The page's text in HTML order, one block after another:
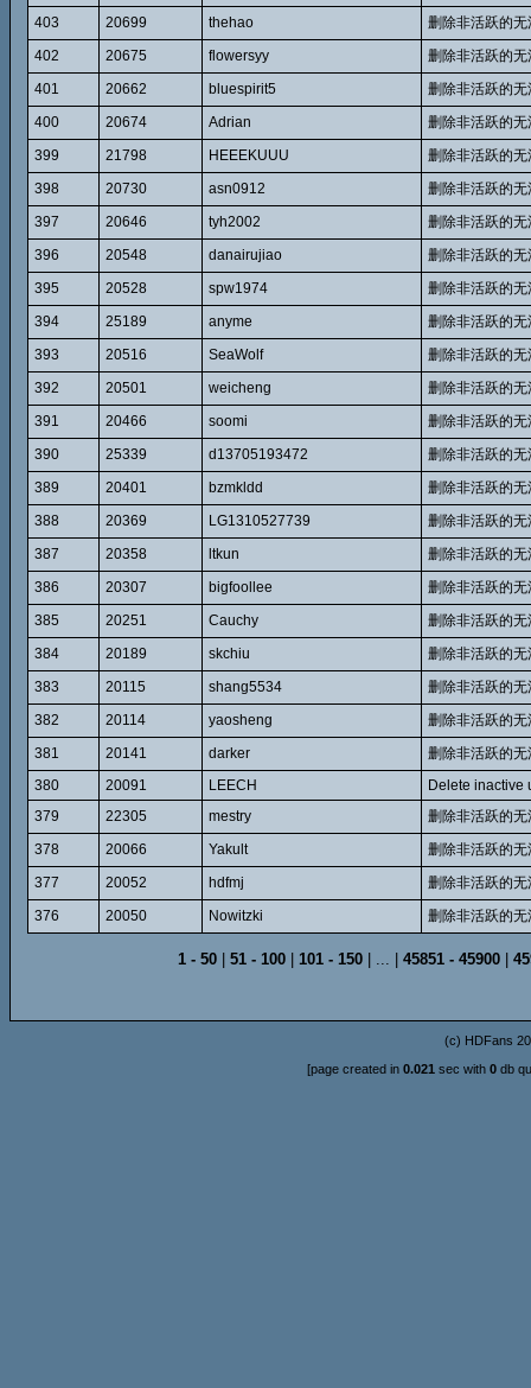
403
20699 thehao
删除非活跃的
402
20675 flowersyy
删除非活跃的
401
20662 bluespirit5
删除非活跃的
400
20674 Adrian
删除非活跃的
399
21798 HEEEKUUU
删除非活跃的
398
20730 asn0912
删除非活跃的
397
20646 tyh2002
删除非活跃的
396
20548 danairujiao
删除非活跃的
395
20528 spw1974
删除非活跃的
394
25189 anyme
删除非活跃的
393
20516 SeaWolf
删除非活跃的
392
20501 weicheng
删除非活跃的
391
20466 soomi
删除非活跃的
390
25339 d13705193472
删除非活跃的
389
20401 bzmkldd
删除非活跃的
388
20369 LG1310527739
删除非活跃的
387
20358 ltkun
删除非活跃的
386
20307 bigfoollee
删除非活跃的
385
20251 Cauchy
删除非活跃的
384
20189 skchiu
删除非活跃的
383
20115 shang5534
删除非活跃的
382
20114 yaosheng
删除非活跃的
381
20141 darker
删除非活跃的
380
20091 LEECH
Delete inactive
379
22305 mestry
删除非活跃的
378
20066 Yakult
删除非活跃的
377
20052 hdfmj
删除非活跃的
376
20050 Nowitzki 删除非活跃的
1 - 50| 51 - 100| 101 - 150| ... | 45851 - 45900|
(c) HDFans
[page created in 0.021 sec with 0 db